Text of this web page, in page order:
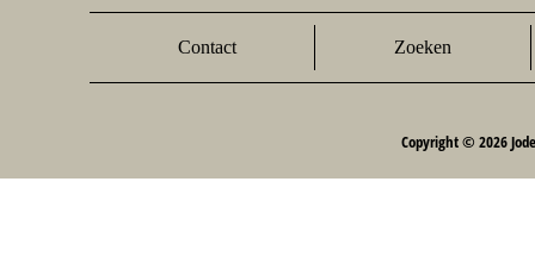
Contact Zoeken
Copyright © 2026